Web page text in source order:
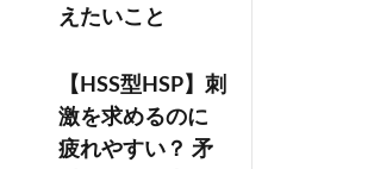
えたいこと
【HSS型HSP】刺
激を求めるのに
疲れやすい？ 矛